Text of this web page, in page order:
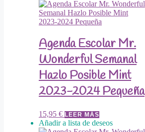
Agenda Escolar Mr.
Wonderful Semanal
Hazlo Posible Mint
2023-2024 Pequeña
15,95 € LEER MÁS
Añadir a lista de deseos